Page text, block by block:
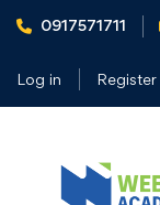
0917571711
Log in Register
Home chèn file
Tag: